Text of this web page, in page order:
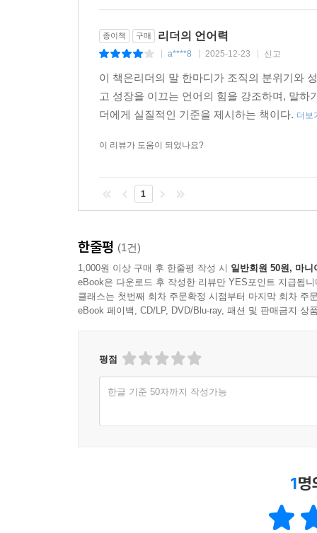
종이책 구매 리더의 언어력
a****8 2025-12-23 신고
이 책은리더의 말 한마디가 조직의 분위기와
고 성장을 이끄는 언어의 힘을 강조하며, 말
더에게 실질적인 기준을 제시하는 책이다. 더보
이 리뷰가 도움이 되었나요?
1
한줄평 (1건)
1,000원 이상 구매 후 한줄평 작성 시 일반회원 50원, 마니
eBook은 다운로드 후 작성한 리뷰만 YES포인트 지급됩니
클래스는 첫번째 회차 주문확정 시점부터 마지막 회차 주
eBook 페이백, CD/LP, DVD/Blu-ray, 패션 및 판매금지 상
평점
한글 기준 50자까지 작성가능
1명